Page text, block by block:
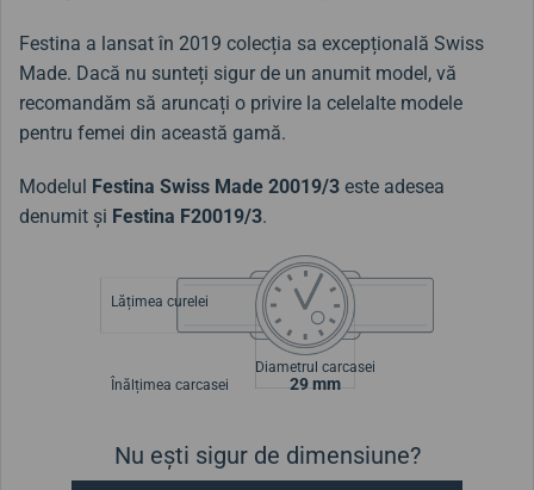
Festina a lansat în 2019 colecția sa excepțională Swiss
Made. Dacă nu sunteți sigur de un anumit model, vă
recomandăm să aruncați o privire la celelalte modele
pentru femei din această gamă.
Modelul Festina Swiss Made 20019/3 este adesea
denumit și Festina F20019/3.
Lățimea curelei
Înălțimea carcasei
Diametrul carcasei
29 mm
Nu ești sigur de dimensiune?